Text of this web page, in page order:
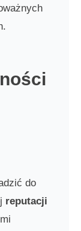
do
reputacji